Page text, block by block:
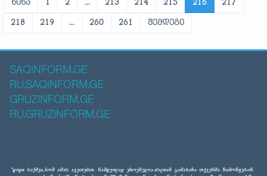
წინა 1 2 ... 213 214 215 216 217
218 219 ... 260 261 შემდეგი
SAQINFORM.GE
RU.SAQINFORM.GE
GRUZINFORM.GE
RU.GRUZINFORM.GE